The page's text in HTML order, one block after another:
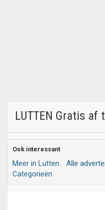
LUTTEN Gratis af
Ook interessant
Meer in Lutten Alle
Categorieën